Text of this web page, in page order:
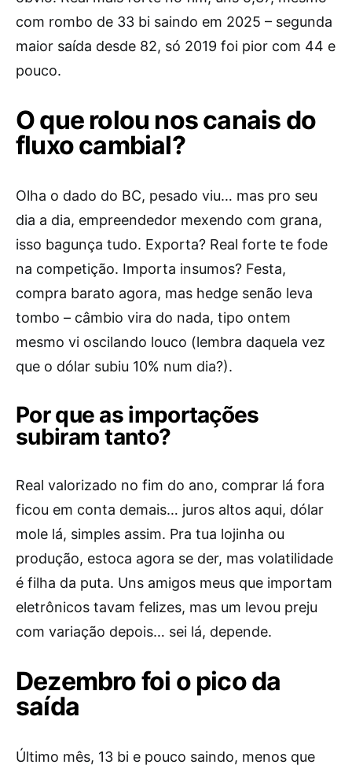
com rombo de 33 bi saindo em 2025 – segunda
maior saída desde 82, só 2019 foi pior com 44 e
pouco.
O que rolou nos canais do
fluxo cambial?
Olha o dado do BC, pesado viu… mas pro seu
dia a dia, empreendedor mexendo com grana,
isso bagunça tudo. Exporta? Real forte te fode
na competição. Importa insumos? Festa,
compra barato agora, mas hedge senão leva
tombo – câmbio vira do nada, tipo ontem
mesmo vi oscilando louco (lembra daquela vez
que o dólar subiu 10% num dia?).
Por que as importações
subiram tanto?
Real valorizado no fim do ano, comprar lá fora
ficou em conta demais… juros altos aqui, dólar
mole lá, simples assim. Pra tua lojinha ou
produção, estoca agora se der, mas volatilidade
é filha da puta. Uns amigos meus que importam
eletrônicos tavam felizes, mas um levou preju
com variação depois… sei lá, depende.
Dezembro foi o pico da
saída
Último mês, 13 bi e pouco saindo, menos que